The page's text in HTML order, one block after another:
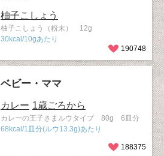
柚子こしょう
柚子こしょう（粉末） 12g
30kcal/10gあたり
190748
ベビー・ママ
カレー 1歳ごろから
カレーの王子さまルウタイプ 80g 6皿分
68kcal/1皿分(ルウ13.3g)あたり
188375